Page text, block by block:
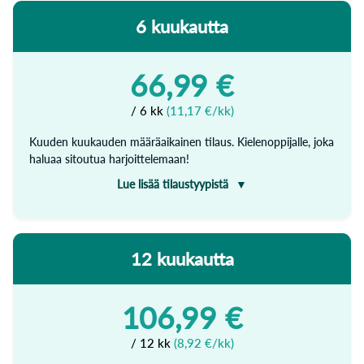
Yhdellä tilauksella käytössäsi on rajattomasti valitsemasi
taso.
Tilauksen hinta veloitetaan kerran, jonka jälkeen voit
käyttää WordDivea 3 kuukauden ajan.
6 kuukautta
66,99 €
/ 6 kk (11,17 €/kk)
Kuuden kuukauden määräaikainen tilaus. Kielenoppijalle, joka
haluaa sitoutua harjoittelemaan!
Lue lisää tilaustyypistä
Yhdellä tilauksella käytössäsi on rajattomasti valitsemasi
taso.
Tilauksen hinta veloitetaan kerran, jonka jälkeen voit
käyttää WordDivea 6 kuukauden ajan.
12 kuukautta
106,99 €
/ 12 kk(8,92 €/kk)